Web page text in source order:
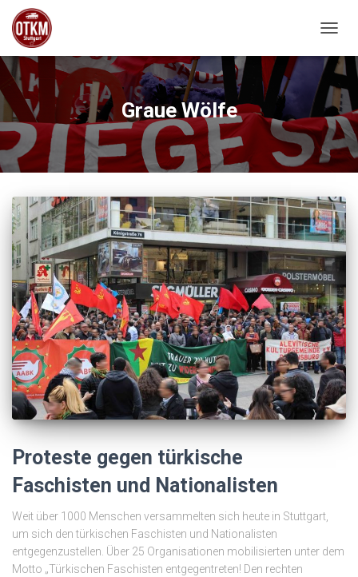
Graue Wölfe
Proteste gegen türkische
Faschisten und Nationalisten
Weit über 1000 Menschen versammelten sich heute in Stuttgart,
um sich den türkischen Faschisten und Nationalisten
entgegenzustellen. Über 25 Organisationen mobilisierten unter dem
Motto „Türkischen Faschisten entgegentreten! Den rechten